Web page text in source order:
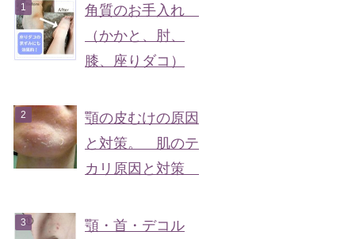
角質のお手入れ
（かかと、肘、
膝、座りダコ）
顎の皮むけの原因
と対策。 肌のテ
カリ原因と対策
顎・首・デコル